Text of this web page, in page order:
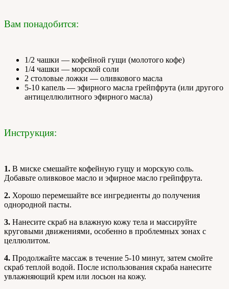
Вам понадобится:
1/2 чашки — кофейной гущи (молотого кофе)
1/4 чашки — морской соли
2 столовые ложки — оливкового масла
5-10 капель — эфирного масла грейпфрута (или другого
антицеллюлитного эфирного масла)
Инструкция:
1. В миске смешайте кофейную гущу и морскую соль.
Добавьте оливковое масло и эфирное масло грейпфрута.
2. Хорошо перемешайте все ингредиенты до получения
однородной пасты.
3. Нанесите скраб на влажную кожу тела и массируйте
круговыми движениями, особенно в проблемных зонах с
целлюлитом.
4. Продолжайте массаж в течение 5-10 минут, затем смойте
скраб теплой водой. После использования скраба нанесите
увлажняющий крем или лосьон на кожу.